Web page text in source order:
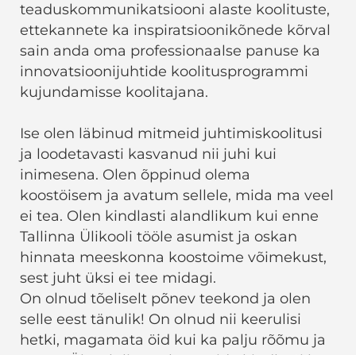
teaduskommunikatsiooni alaste koolituste,
ettekannete ka inspiratsioonikõnede kõrval
sain anda oma professionaalse panuse ka
innovatsioonijuhtide koolitusprogrammi
kujundamisse koolitajana.
Ise olen läbinud mitmeid juhtimiskoolitusi
ja loodetavasti kasvanud nii juhi kui
inimesena. Olen õppinud olema
koostöisem ja avatum sellele, mida ma veel
ei tea. Olen kindlasti alandlikum kui enne
Tallinna Ülikooli tööle asumist ja oskan
hinnata meeskonna koostoime võimekust,
sest juht üksi ei tee midagi.
On olnud tõeliselt põnev teekond ja olen
selle eest tänulik! On olnud nii keerulisi
hetki, magamata öid kui ka palju rõõmu ja